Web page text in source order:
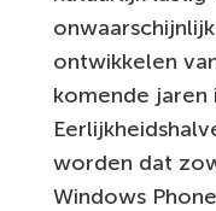
ontwikkelen
komende jaren
worden dat
Windows